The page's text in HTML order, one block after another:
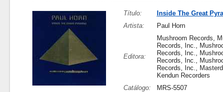
Título:
Inside The Great
Artista:
Paul Horn
Editora:
Mushroom Records,
Records, Inc.,
Records, Inc.,
Records, Inc.,
Records, Inc.,
Kendun Recorders
Catálogo:
MRS-5507